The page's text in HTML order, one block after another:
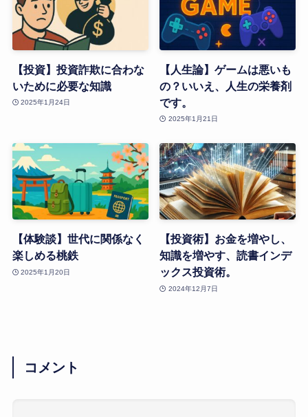
【投資】投資詐欺に合わな
いために必要な知識
2025年1月24日
【人生論】ゲームは悪いも
の？いいえ、人生の栄養剤
です。
2025年1月21日
【体験談】世代に関係なく
楽しめる桃鉄
2025年1月20日
【投資術】お金を増やし、
知識を増やす、読書インデ
ックス投資術。
2024年12月7日
コメント